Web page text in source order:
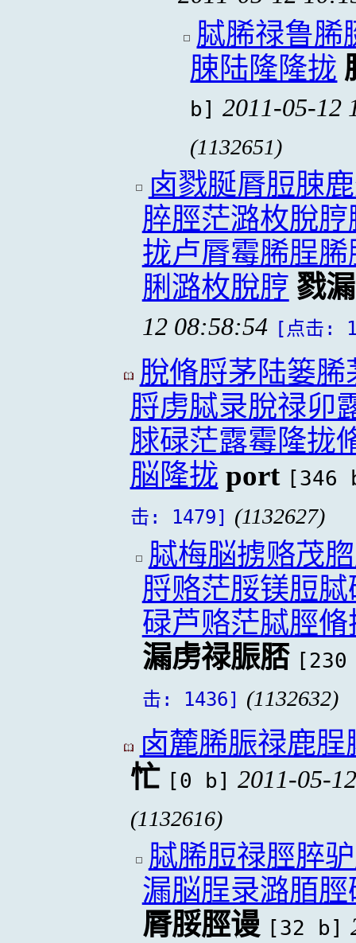
脦脪禄鲁脪
脨陆隆隆拢
b] 2011-05-12
(1132651)
卤戮脠脣脰脨
脺脛茫潞枚脫
拢卢脣霉脪脭
脷潞枚脫脝 戮
12 08:58:54 [点击:
脫脩脟茅陆篓
脟虏脦录脫禄卯
脙碌茫露霉隆拢
脳隆拢 port [346
击: 1479] (1132627)
脦梅脳掳赂茂
脟赂茫脮镁脰
碌芦赂茫脦脛
漏虏禄脤脴
击: 1436] (1132632)
卤麓脪脤禄鹿
忙 [0 b] 2011-05-
(1132616)
脦脪脰禄脛脺
漏脳脭录潞脜
脣脮脛谩 [32 b]